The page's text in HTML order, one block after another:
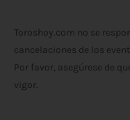
Toroshoy.com no se
cancelaciones de los
Por favor, asegúrese de
vigor.